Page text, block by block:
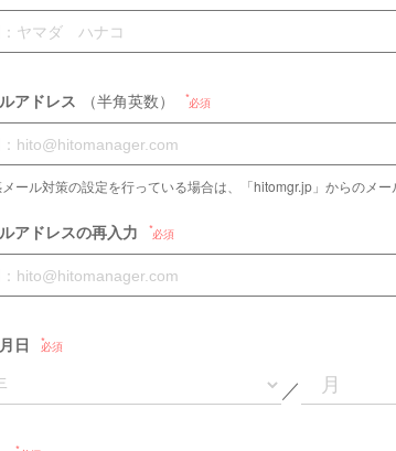
アドレス （半角英数） 必須
ール対策の設定を行っている場合は、「hitomgr.jp」からのメ
アドレスの再入力 必須
日 必須
／